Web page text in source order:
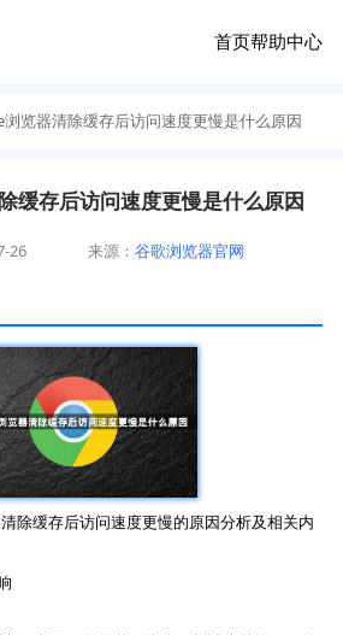
首页帮助中心
览器清除缓存后访问速度更慢是什么原因
缓存后访问速度更慢是什么原因
26 来源：谷歌浏览器官网
除缓存后访问速度更慢的原因分析及相关内